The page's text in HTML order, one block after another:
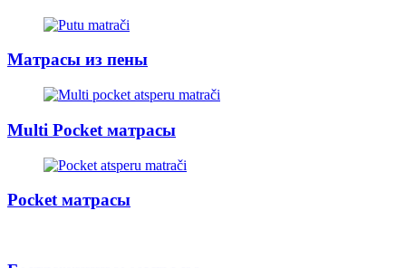
Матрасы из пены
Multi Pocket матрасы
Pocket матрасы